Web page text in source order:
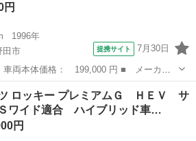
円
1996年
田市
提携サイト 7月30日
ミゼットII ■ グレード名： Ｄタイ
ュアル車 走行距離３５０３０キロ マ
ロッキー プレミアムＧ ＨＥＶ サ
ワイド適合 ハイブリッド車…
円